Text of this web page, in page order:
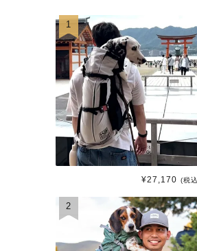
1
¥27,170 (税
2